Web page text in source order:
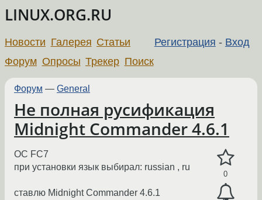
LINUX.ORG.RU
Регистрация - Вход
Новости Галерея Статьи
Форум Опросы Трекер Поиск
Форум — General
Не полная русификация
Midnight Commander 4.6.1
0
ОС FC7
при установки язык выбирал: russian , ru
ставлю Midnight Commander 4.6.1